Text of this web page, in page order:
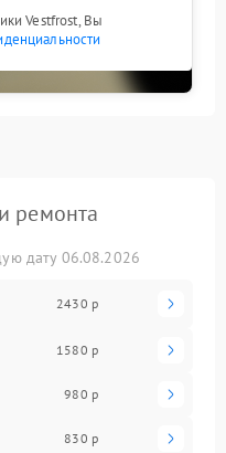
Vestfrost, Вы
ремонта
дату 06.08.2026
2430 р
1580 р
980 р
830 р